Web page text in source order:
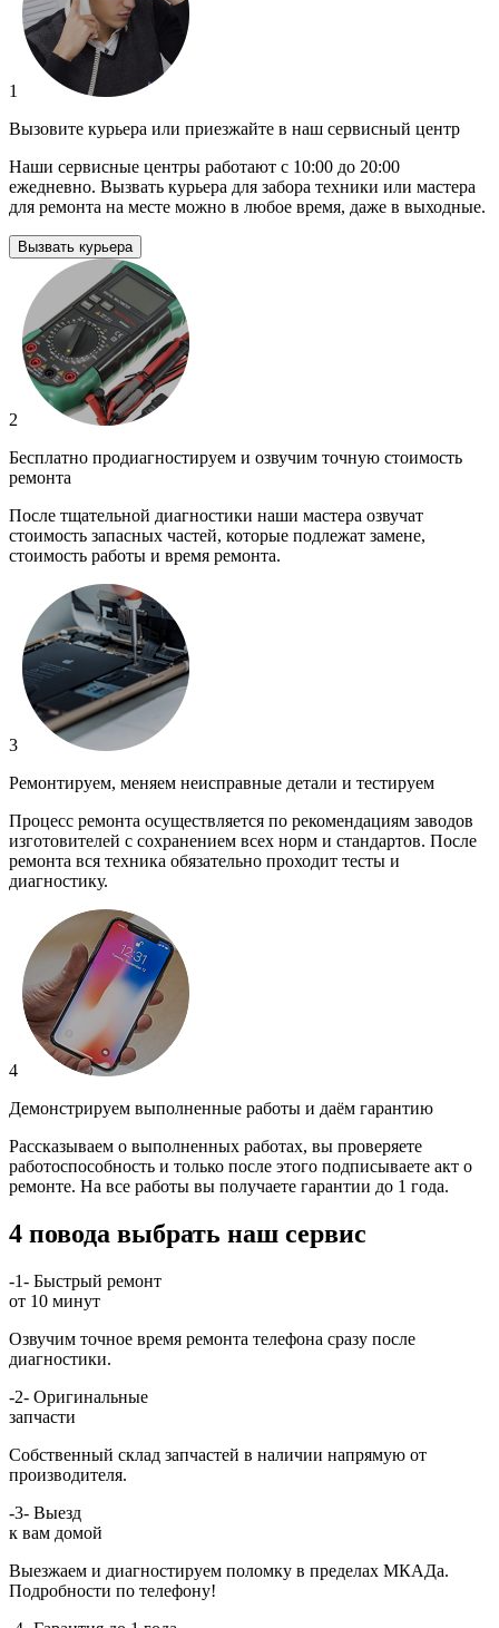
1
Вызовите курьера или приезжайте в наш сервисный центр
Наши сервисные центры работают с 10:00 до 20:00
ежедневно. Вызвать курьера для забора техники или мастера
для ремонта на месте можно в любое время, даже в выходные.
Вызвать курьера
2
Бесплатно продиагностируем и озвучим точную стоимость
ремонта
После тщательной диагностики наши мастера озвучат
стоимость запасных частей, которые подлежат замене,
стоимость работы и время ремонта.
3
Ремонтируем, меняем неисправные детали и тестируем
Процесс ремонта осуществляется по рекомендациям заводов
изготовителей с сохранением всех норм и стандартов. После
ремонта вся техника обязательно проходит тесты и
диагностику.
4
Демонстрируем выполненные работы и даём гарантию
Рассказываем о выполненных работах, вы проверяете
работоспособность и только после этого подписываете акт о
ремонте. На все работы вы получаете гарантии до 1 года.
4 повода выбрать наш сервис
-1- Быстрый ремонт
от 10 минут
Озвучим точное время ремонта телефона сразу после
диагностики.
-2- Оригинальные
запчасти
Собственный склад запчастей в наличии напрямую от
производителя.
-3- Выезд
к вам домой
Выезжаем и диагностируем поломку в пределах МКАДа.
Подробности по телефону!